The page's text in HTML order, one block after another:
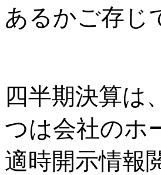
あるかご存じ
四半期決算は
つは会社のホ
適時開示情報